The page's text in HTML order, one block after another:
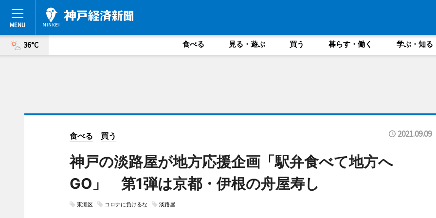
36°C 食べる 見る・遊ぶ 買う 暮らす・働く 学ぶ・知る
食べる 買う 2021.09.09
神戸の淡路屋が地方応援企画「駅弁食べて地方へ
GO」 第1弾は京都・伊根の舟屋寿し
東灘区 コロナに負けるな 淡路屋